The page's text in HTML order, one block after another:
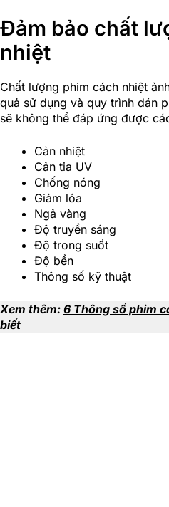
Đảm bảo chất
nhiệt
Chất lượng phim cách nhiệt
quả sử dụng và quy trình dán
sẽ không thể đáp ứng được
Cản nhiệt
Cản tia UV
Chống nóng
Giảm lóa
Ngả vàng
Độ truyền sáng
Độ trong suốt
Độ bền
Thông số kỹ thuật
Xem thêm: 6 Thông số phim
biết